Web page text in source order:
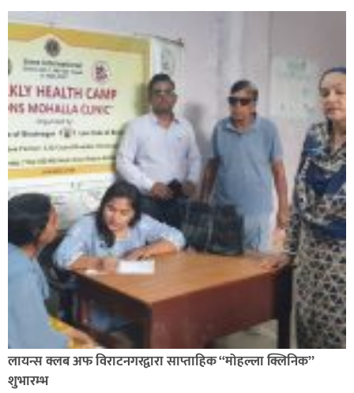
लायन्स क्लब अफ विराटनगरद्वारा साप्ताहिक “मोहल्ला क्लिनिक”
शुभारम्भ